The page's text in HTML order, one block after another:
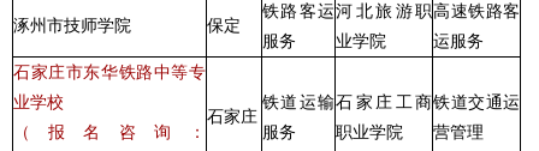
涿州市技师学院 保定
铁路客运
服务
河北旅游职
业学院
高速铁路客
运服务
石家庄市东华铁路中等专
业学校
（报名咨询：
石家庄
铁道运输
服务
石家庄工商
职业学院
铁道交通运
营管理